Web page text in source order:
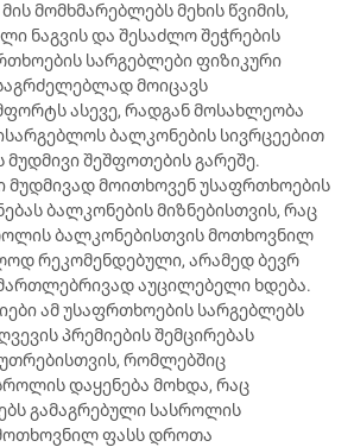
მომხმარებლებს მეხის წვიმის,
ნაგვის და შესაძლო შეჭრების
სარგებლები ფიზიკური
მოიცავს
ასევე, რადგან მოსახლეობა
ბალკონების სივრცეებით
შეშფოთების გარეშე.
მუდმივად მოითხოვენ უსაფრთხოების
ბალკონების მიზნებისთვის, რაც
ბალკონებისთვის მოთხოვნილ
რეკომენდებული, არამედ ბევრ
აუცილებელი ხდება.
ამ უსაფრთხოების სარგებლებს
პრემიების შემცირებას
რომლებშიც
დაყენება მოხდა, რაც
გამაგრებული სასროლის
ფასს დროთა